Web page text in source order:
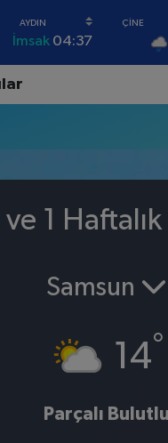
İmsak 04:37
ve 1
Samsun
14°
Parçalı Bulutlu